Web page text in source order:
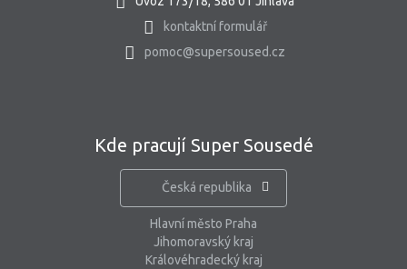
kontaktní formulář
pomoc@supersoused.cz
Kde pracují Super Sousedé
Česká republika
Hlavní město Praha
Jihomoravský kraj
Královéhradecký kraj